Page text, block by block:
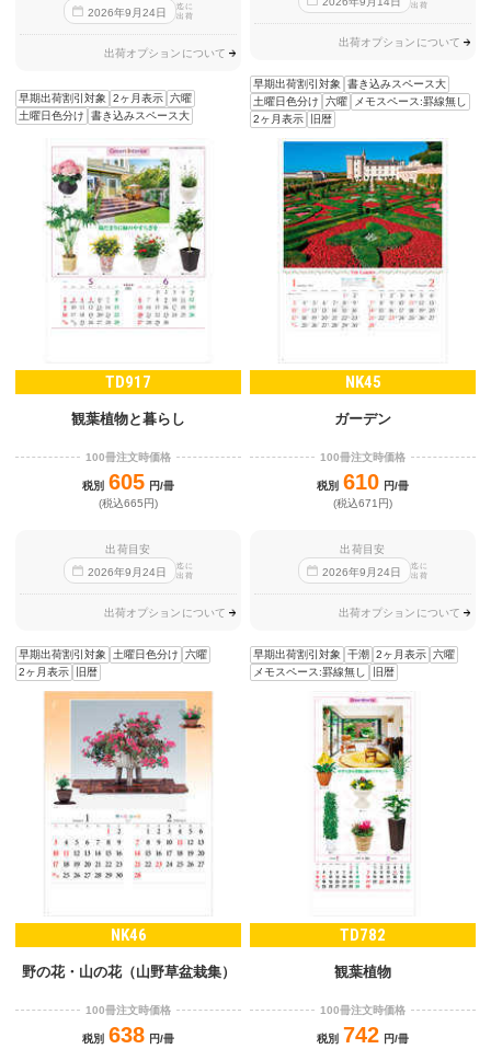
2026年9 月24日
迄に
出荷
出荷オプションについて
早期出荷割引対象 2ヶ月表示 六曜
土曜日色分け
書き込みスペース大
出荷
出荷オプションについて
早期出荷割引対象
書き込みスペース大
土曜日色分け
六曜
メモスペース:罫線無し
2ヶ月表示
旧暦
TD917
観葉植物と暮らし
100冊注文時価格
税別 605 円/冊
(税込665円)
出荷目安
2026年9 月24日
迄に
出荷
出荷オプションについて
早期出荷割引対象 土曜日色分け
六曜
2ヶ月表示
旧暦
NK45
ガーデン
100冊注文時価格
税別 610 円/冊
(税込671円)
出荷目安
2026年9 月24日
迄に
出荷
出荷オプションについて
早期出荷割引対象 干潮 2ヶ月表示 六曜
メモスペース:罫線無し
旧暦
NK46
野の花・山の花（山野草盆栽集）
100冊注文時価格
税別 638 円/冊
TD782
観葉植物
100冊注文時価格
税別 742 円/冊